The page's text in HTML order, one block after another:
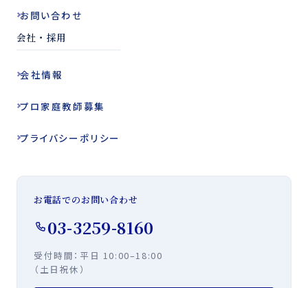
お問い合わせ
会社・採用
会社情報
プロ家庭教師募集
プライバシー ポリシー
お電話でのお問い合わせ
03-3259-8160
受付時間：平日 10:00–18:00
（土日祝休）